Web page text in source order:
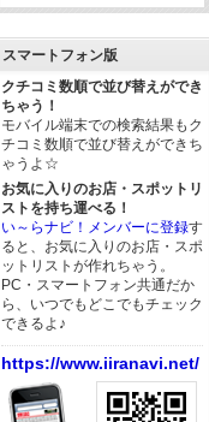
スマートフォン版
クチコミ数順で並び替えができ
ちゃう！
モバイル端末での検索結果もク
チコミ数順で並び替えができち
ゃうよ☆
お気に入りのお店・スポットリ
ストを持ち運べる！
い～らナビ！メンバーに登録す
ると、お気に入りのお店・スポ
ットリストが作れちゃう。
PC・スマートフォン共通だか
ら、いつでもどこでもチェック
できるよ♪
https://www.iiranavi.net/